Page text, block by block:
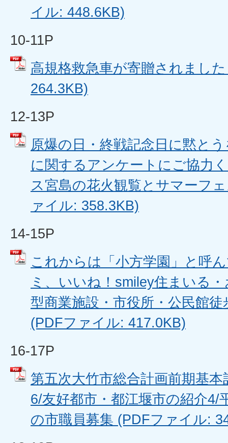
イル: 448.6KB)
10-11P
高規格救急車が寄贈されまし
264.3KB)
12-13P
原爆の日・終戦記念日に黙と
に関するアンケートにご協力
ス宮島の花火観覧とサマーフ
ァイル: 358.3KB)
14-15P
これからは「小方学園」と呼
ミ、いいね！smiley住まいる
型商業施設・市役所・公民館
(PDFファイル: 417.0KB)
16-17P
第五次大竹市総合計画前期基
6/友好都市・都江堰市の紹介4/
の市職員募集 (PDFファイル: